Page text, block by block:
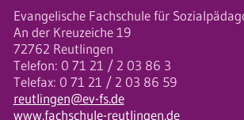
Evangelische Fachschule für
An der Kreuzeiche 19
72762 Reutlingen
Telefon: 0 71 21 / 2 03 86 3
Telefax: 0 71 21 / 2 03 86 59
reutlingen@ev-fs.de
www.fachschule-reutlingen.de